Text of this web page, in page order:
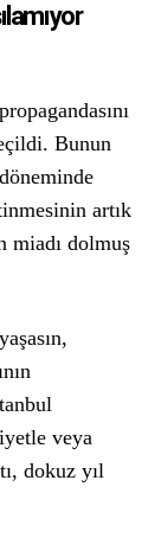
Bunun
artık
miadı dolmuş
veya
dokuz yıl